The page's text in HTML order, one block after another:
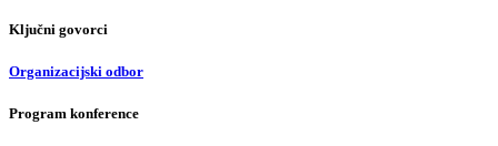
Ključni govorci
Organizacijski odbor
Program konference